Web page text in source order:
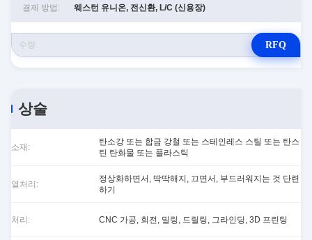
결제 방법: 웨스턴 유니온, 전신환, L/C (신용장)
RFQ
상술
소재:
탄소강 또는 합금 강철 또는 스테인레스 스틸 또는 탄스
틴 탄화물 또는 플라스틱
열처리:
정상화하면서, 딱딱해지, 끄면서, 부드러워지는 것 단련
하기
처리: CNC 가공, 회전, 밀링, 드릴링, 그라인딩, 3D 프린팅